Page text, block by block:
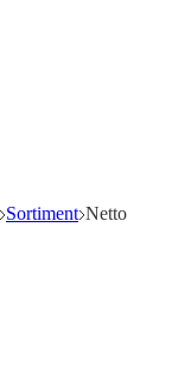
Sortiment Netto